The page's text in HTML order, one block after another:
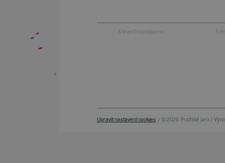
S finanční podporou S
Upravit nastavení cookies / © 2026 Pražské jaro /